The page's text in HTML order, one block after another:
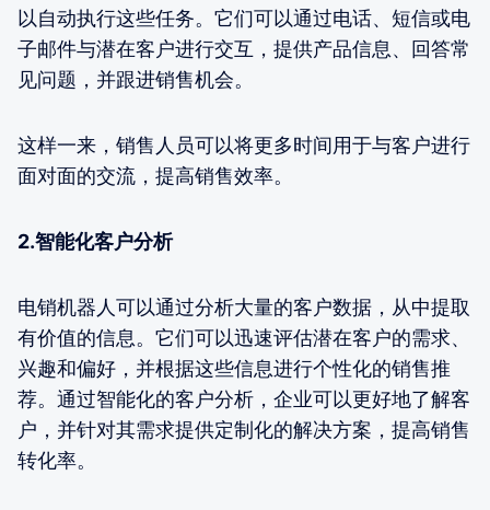
以自动执行这些任务。它们可以通过电话、短信或电
子邮件与潜在客户进行交互，提供产品信息、回答常
见问题，并跟进销售机会。
这样一来，销售人员可以将更多时间用于与客户进行
面对面的交流，提高销售效率。
2.智能化客户分析
电销机器人可以通过分析大量的客户数据，从中提取
有价值的信息。它们可以迅速评估潜在客户的需求、
兴趣和偏好，并根据这些信息进行个性化的销售推
荐。通过智能化的客户分析，企业可以更好地了解客
户，并针对其需求提供定制化的解决方案，提高销售
转化率。